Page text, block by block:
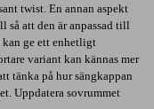
twist. En annan aspekt
så att den är anpassad till
kan ge ett enhetligt
variant kan kännas mer
tänka på hur sängkappan
Uppdatera sovrummet